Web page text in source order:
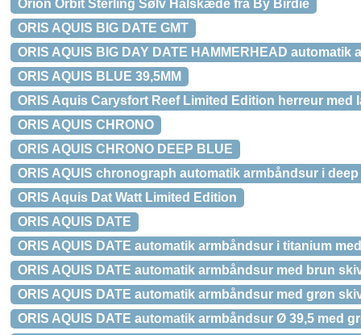
Orion Orbit Sterling Sølv Halskæde fra By Birdie
ORIS AQUIS BIG DATE GMT
ORIS AQUIS BIG DAY DATE HAMMERHEAD
ORIS AQUIS BLUE 39,5MM
ORIS Aquis Carysfort Reef Limited Edition herreur med
ORIS AQUIS CHRONO
ORIS AQUIS CHRONO DEEP BLUE
ORIS AQUIS chronograph automatik armbåndsur i
ORIS Aquis Dat Watt Limited Edition
ORIS AQUIS DATE
ORIS AQUIS DATE automatik armbåndsur i titanium
ORIS AQUIS DATE automatik armbåndsur med brun
ORIS AQUIS DATE automatik armbåndsur med grøn
ORIS AQUIS DATE automatik armbåndsur Ø 39,5 med